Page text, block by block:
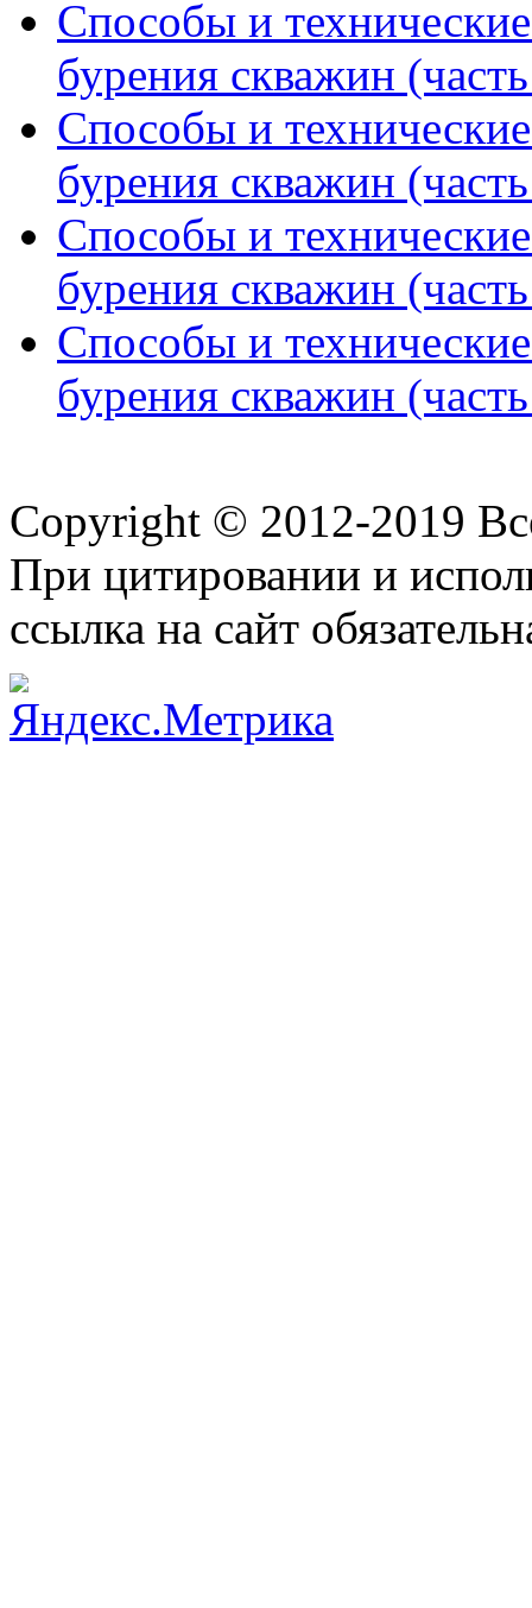
Способы и
бурения скважин
Способы и
бурения скважин
Способы и
бурения скважин
Способы и
бурения скважин
Copyright © 2012-2019
При цитировании и
ссылка на сайт